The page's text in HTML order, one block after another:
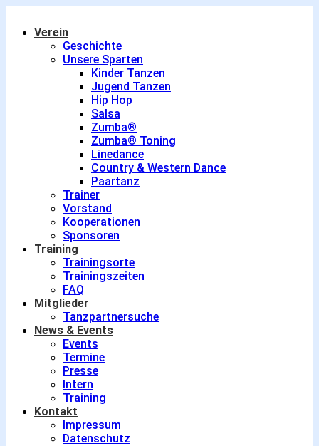
Verein
Geschichte
Unsere Sparten
Kinder Tanzen
Jugend Tanzen
Hip Hop
Salsa
Zumba®
Zumba® Toning
Linedance
Country & Western Dance
Paartanz
Trainer
Vorstand
Kooperationen
Sponsoren
Training
Trainingsorte
Trainingszeiten
FAQ
Mitglieder
Tanzpartnersuche
News & Events
Events
Termine
Presse
Intern
Training
Kontakt
Impressum
Datenschutz